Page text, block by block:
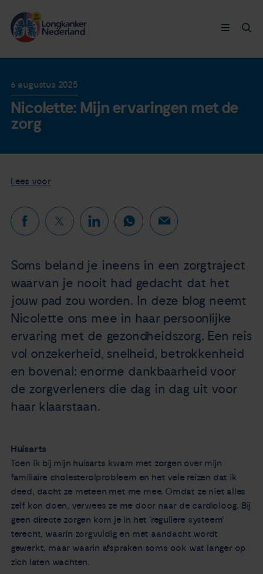
Nieuws
Agenda
Over ons
Zorgverleners
Contact
Longkanker
Leven met
Thymuskankers
Steun ons
6 augustus 2025
Nicolette: Mijn ervaringen met de
zorg
Lees voor
Soms beland je ineens in een zorgtraject
waarvan je nooit had gedacht dat het
jouw pad zou worden. In deze blog neemt
Nicolette ons mee in haar persoonlijke
ervaring met de gezondheidszorg. Een reis
vol onzekerheid, snelheid, betrokkenheid
en bovenal: enorme dankbaarheid voor
de zorgverleners die dag in dag uit voor
haar klaarstaan.
Huisarts
Toen ik bij mijn huisarts kwam met zorgen over mijn
familiaire cholesterolprobleem en het vele reizen dat ik
deed, dacht ze meteen met me mee. Omdat ze niet alles
zelf kon doen, verwees ze me door naar de cardioloog. Bij
geen directe zorgen kom je in het ‘reguliere systeem’
terecht, waarin zorgvuldig en met aandacht wordt
gewerkt, maar waarin afspraken soms ook wat langer op
zich laten wachten.